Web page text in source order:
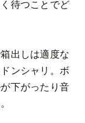
待つことでど
出しは適度な
ンシャリ。ボ
下がったり音